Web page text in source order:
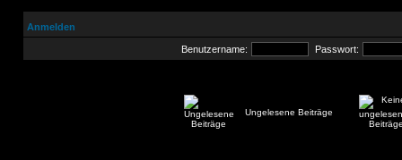
Anmelden
Benutzername: Passwort:
Ungelesene Beiträge